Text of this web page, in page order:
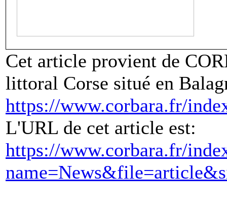
Cet article provient de
littoral Corse situé en
https://www.corbara.fr/
L'URL de cet article est:
https://www.corbara.fr/